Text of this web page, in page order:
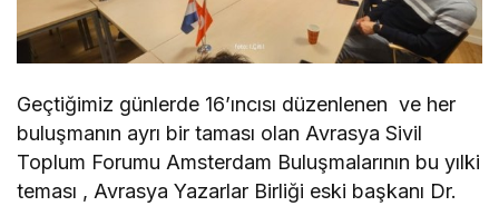
Geçtiğimiz günlerde 16’ıncısı düzenlenen ve her
buluşmanın ayrı bir taması olan Avrasya Sivil
Toplum Forumu Amsterdam Buluşmalarının bu yılki
teması , Avrasya Yazarlar Birliği eski başkanı Dr.